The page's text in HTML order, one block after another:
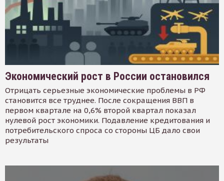
Экономический рост в России остановился
Отрицать серьезные экономические проблемы в РФ
становится все труднее. После сокращения ВВП в
первом квартале на 0,6% второй квартал показал
нулевой рост экономики. Подавление кредитования и
потребительского спроса со стороны ЦБ дало свои
результаты